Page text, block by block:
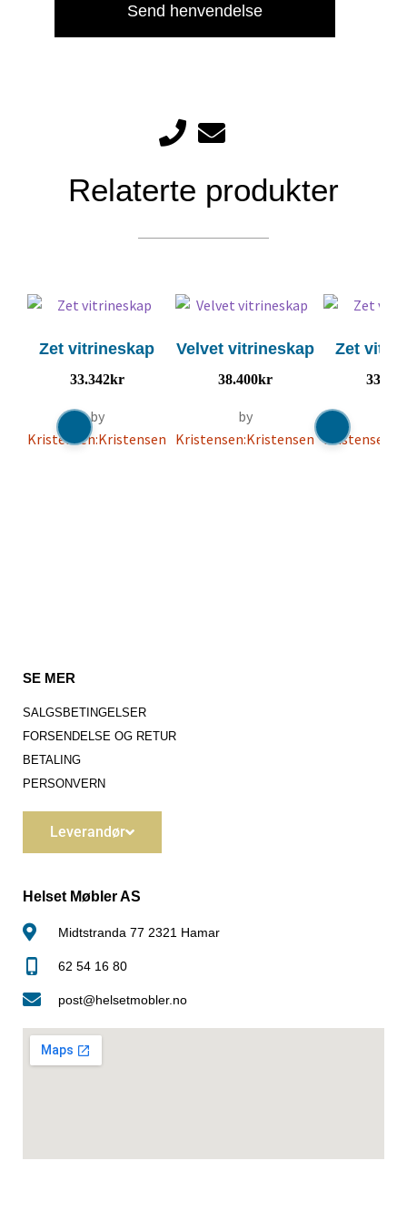
Send henvendelse
Relaterte produkter
Zet vitrineskap
33.342kr
by
Kristensen:Kristensen
Velvet vitrineskap
38.400kr
by
Kristensen:Kristensen
Zet
33.342
SE MER
SALGSBETINGELSER
FORSENDELSE OG RETUR
BETALING
PERSONVERN
Leverandør
Helset Møbler AS
Midtstranda 77 2321 Hamar
62 54 16 80
post@helsetmobler.no